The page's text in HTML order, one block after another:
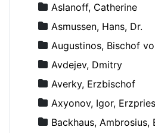
Aslanoff, Catherine
Asmussen, Hans, Dr.
Augustinos, Bischof
Avdejev, Dmitry
Averky, Erzbischof
Axyonov, Igor,
Backhaus, Ambrosius,